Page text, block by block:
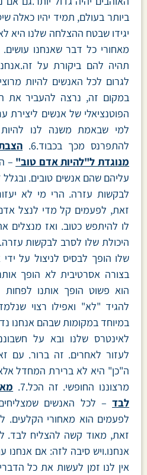
ביותר בעולם, תמיד יהיו כאלה
יגידו שבטח ההצלחה שלנו היא
מאחורי כל דבר שאנחנו
תהיה להם ביקורת על
לגרום לכל האנשים להיות
במקום זה, נרצה להעביר את
הפוטנציאלי של אנשים ליצירת
למי שבאמת משנה לנו
להתפרנס מכך בכבוד.6.
מנוגדת ל"להיות אדם טוב" –
עליהם שהם אנשים טובים.
לבקשות עזרה. הרי מי לא
זאת, לפעמים קל מדי לנצל
לו להיתפש כטוב. ואז מנצלים
היכולת שלו לסרב לבקשות
שלו הופך לבסיס לניצול על
בצורה אסרטיבית לא הופך
הוא פשוט הופך אותנו לפחות
להגיד "לא" ואפילו רצוי
במיוחד במקומות שבהם אנחנו
לאינטרס שלנו ובא על
לעזור לאחרים. זה ברור. עם
ה"כן" היא לא ברירת המחדל
מרצוננו החופשי. זה הכל.7.
לבד – לכל האנשים
לפעמים הוא מאחורי הקלעים.
זאת, מאוד קשה להצליח לבד.
אנחנו.ויש סיבה לזה: אם
אין לנו זמן לעשות את כל